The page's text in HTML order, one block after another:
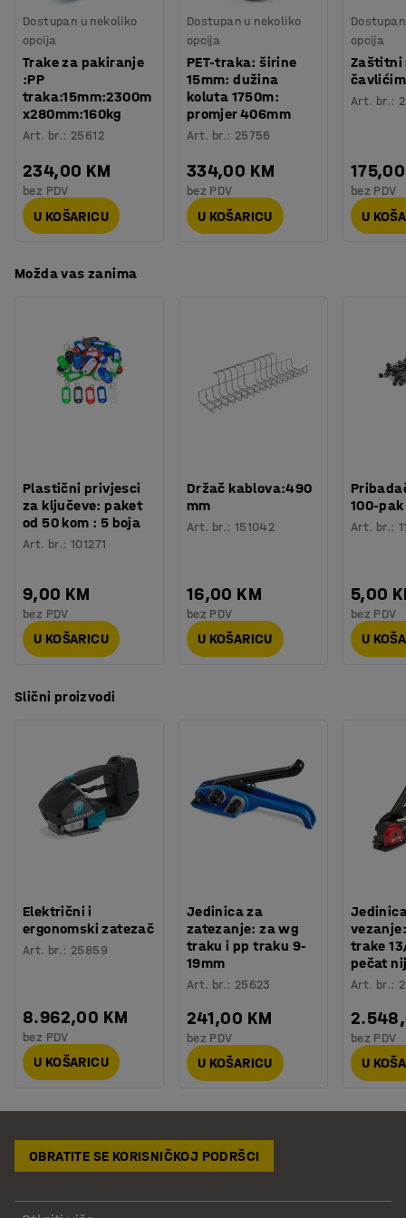
Procjena vremena
Težina: 4,31 kg
Montaža
Dolazi sastavljeno
Testirano: CE
Dostupan u nekoliko
opcija
Trake za pakiranje
:PP
traka:15mm:2300m
x280mm:160kg
Art. br.: 25612
234,00 KM
bez PDV
U KOŠARICU
Dostupan u nekoliko
opcija
PET-traka: širine
15mm: dužina
koluta 1750m:
promjer 406mm
Art. br.: 25756
334,00 KM
bez PDV
U KOŠARICU
opcija
Zaštitni
Art. br.:
bez PDV
U
Možda vas zanima
Plastični privjesci
za ključeve: paket
od 50 kom : 5 boja
Art. br.:101271
9,00 KM
bez PDV
U KOŠARICU
Držač kablova:490
mm
Art. br.: 151042
16,00 KM
bez PDV
U KOŠARICU
100-pak
Art. br.:
5,00
bez PDV
U
Slični proizvodi
Električni i
ergonomski zatezač
Art. br.: 25859
8.962,00 KM
bez PDV
U KOŠARICU
Jedinica za
zatezanje: za wg
traku i pp traku 9-
19mm
Art. br.: 25623
241,00 KM
bez PDV
U KOŠARICU
trake
pečat
Art. br.:
bez PDV
U
OBRATITE SE KORISNIČKOJ PODRŠCI